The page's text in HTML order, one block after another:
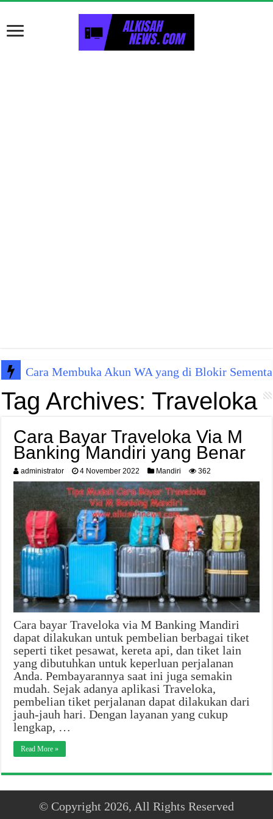
Cara Membuka Akun WA yang di Blokir
Tag Archives:Traveloka
Cara Bayar Traveloka Via M
Banking Mandiri yang Benar
administrator 4 November 2022 Mandiri 362
Cara bayar Traveloka via M Banking Mandiri
dapat dilakukan untuk pembelian berbagai tiket
seperti tiket pesawat, kereta api, dan tiket lain
yang dibutuhkan untuk keperluan perjalanan
Anda. Pembayarannya saat ini juga semakin
mudah. Sejak adanya aplikasi Traveloka,
pembelian tiket perjalanan dapat dilakukan dari
jauh-jauh hari. Dengan layanan yang cukup
lengkap, …
Read More »
© Copyright 2026, All Rights Reserved